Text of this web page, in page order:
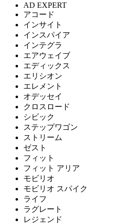
AD EXPERT
アコード
インサイト
インスパイア
インテグラ
エアウェイブ
エディックス
エリシオン
エレメント
オデッセイ
クロスロード
シビック
ステップワゴン
ストリーム
ゼスト
フィット
フィット アリア
モビリオ
モビリオ スパイク
ライフ
ラグレート
レジェンド